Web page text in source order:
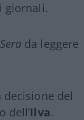
giornali.
da leggere
decisione del
dell’Ilva.